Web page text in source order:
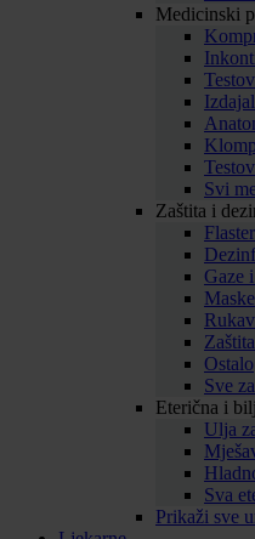
Medicinski
Svi
Zaštita i
Gaze
Maske
Ostalo
Sve
Eterična i
Ulja
Sva
Prikaži sve